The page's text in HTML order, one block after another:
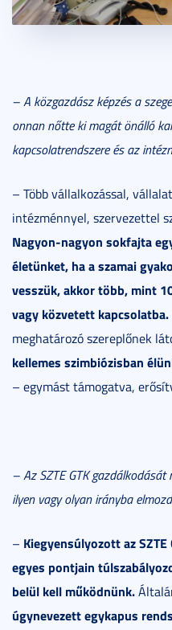
– A közgazdász képzés a
onnan nőtte ki magát önálló
kapcsolatrendszere és az
– Több vállalkozással,
intézménnyel, szervezettel
Nagyon-nagyon sokfajta
életünket, ha a szamai
vesszük, akkor több, mint
vagy közvetett kapcsolatba.
meghatározó szereplőnek
kellemes szimbiózisban
– egymást támogatva,
– Az SZTE GTK
ilyen vagy olyan irányba
– Kiegyensúlyozott az
egyes pontjain
belül kell működnünk.
úgynevezett egykapus